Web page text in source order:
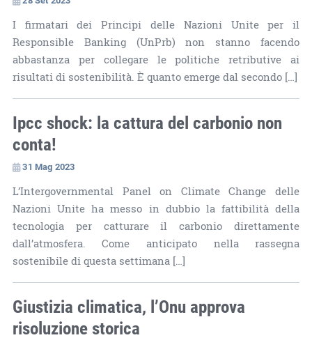
I firmatari dei Principi delle Nazioni Unite per il
Responsible Banking (UnPrb) non stanno facendo
abbastanza per collegare le politiche retributive ai
risultati di sostenibilità. È quanto emerge dal secondo […]
Ipcc shock: la cattura del carbonio non
conta!
31 Mag 2023
L’Intergovernmental Panel on Climate Change delle
Nazioni Unite ha messo in dubbio la fattibilità della
tecnologia per catturare il carbonio direttamente
dall’atmosfera. Come anticipato nella rassegna
sostenibile di questa settimana […]
Giustizia climatica, l’Onu approva
risoluzione storica